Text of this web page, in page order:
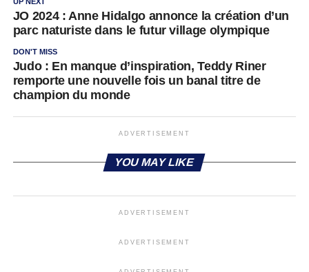
JO 2024 : Anne Hidalgo annonce la création d’un
parc naturiste dans le futur village olympique
DON'T MISS
Judo : En manque d’inspiration, Teddy Riner
remporte une nouvelle fois un banal titre de
champion du monde
ADVERTISEMENT
YOU MAY LIKE
ADVERTISEMENT
ADVERTISEMENT